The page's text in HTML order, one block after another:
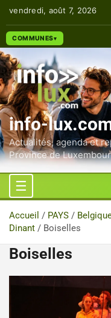
contenu
vendredi, août 7, 2026
COMMUNES
info-
Actualités, agenda et
Province de
Accueil PAYS
Dinant
Boiselles
Boiselles